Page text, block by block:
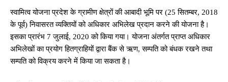
स्वामित्व योजना प्रदेश के ग्रामीण क्षेत्रों की आबादी भूमि पर (25 सितम्बर, 2018
के पूर्व) निवासरत व्यक्तियों को अधिकार अभिलेख प्रदान करने की योजना है।
इसका प्रारंभ 7 जुलाई, 2020 को किया गया। योजना अंतर्गत प्राप्त अधिकार
अभिलेखों का प्रयोग हितग्राहियों द्वारा बैंक से ऋण, सम्पति को बंधक रखने तथा
सम्पति को विक्रय करने में किया जा सकता है।